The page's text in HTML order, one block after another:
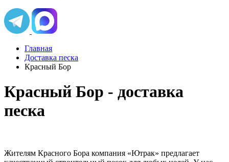
Главная
Доставка песка
Красный Бор
Красный Бор - доставка
песка
Жителям Красного Бора компания «Ютрак» предлагает